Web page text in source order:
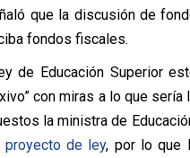
que la discusión de
fondos fiscales.
de Educación Superior
con miras a lo que sería
la ministra de
proyecto de ley, por lo que